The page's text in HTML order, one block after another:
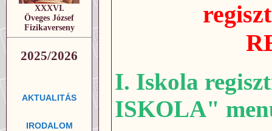
XXXVI.
Öveges József
Fizikaverseny
2025/2026
AKTUALITÁS
IRODALOM
I. Iskola
ISKOLA"